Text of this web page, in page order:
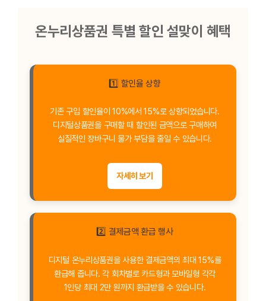
온누리상품권 특별 할인 설맞이 혜택
1️⃣ 할인율 상향
기존 구입 할인율이 10%에서 15%로 상향되었습니다.
디지털상품권을 구매할 때 할인된 금액으로 구매하여
실질적인 장바구니 물가 부담을 줄일 수 있습니다.
자세히 보기
2️⃣ 결제금액 환급 행사
디지털 온누리상품권을 사용한 결제금액의 최대 15%를
환급해 줍니다. 각 회차별로 카드형과 모바일형 각각
1인당 최대 2만 원까지 환급받을 수 있습니다.